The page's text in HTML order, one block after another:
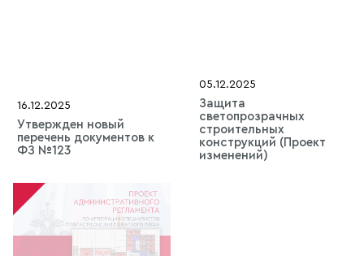
16.12.2025
Утвержден новый
перечень документов к
ФЗ №123
05.12.2025
Защита
светопрозрачных
строительных
конструкций (Проект
изменений)